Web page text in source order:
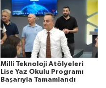
Milli Teknoloji Atölyeleri
Lise Yaz Okulu Programı
Başarıyla Tamamlandı